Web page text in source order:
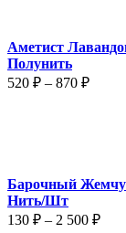
Аметист
Полунить
520 ₽ – 870 ₽
Барочный
Нить/Шт
130 ₽ – 2 500 ₽